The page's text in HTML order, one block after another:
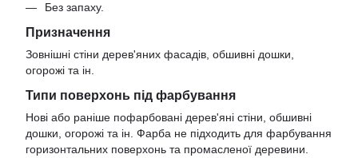
Без запаху.
Призначення
Зовнішні стіни дерев'яних фасадів, обшивні дошки,
огорожі та ін.
Типи поверхонь під фарбування
Нові або раніше пофарбовані дерев'яні стіни, обшивні
дошки, огорожі та ін. Фарба не підходить для фарбування
горизонтальних поверхонь та промасленої деревини.